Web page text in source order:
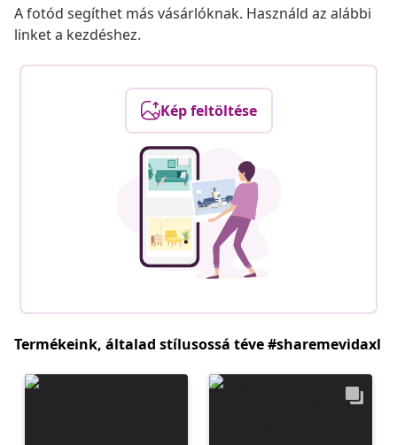
A fotód segíthet más vásárlóknak. Használd az alábbi
linket a kezdéshez.
Kép feltöltése
Termékeink, általad stílusossá téve #sharemevidaxl